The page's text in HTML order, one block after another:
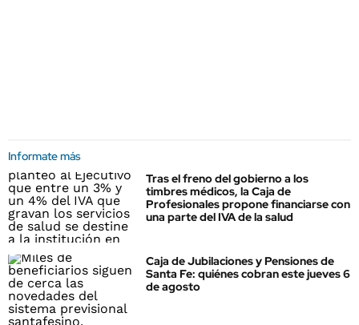
Informate más
Tras el freno del gobierno a los
timbres médicos, la Caja de
Profesionales propone financiarse con
una parte del IVA de la salud
Caja de Jubilaciones y Pensiones de
Santa Fe: quiénes cobran este jueves 6
de agosto